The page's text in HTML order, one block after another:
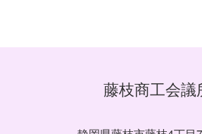
藤枝商工会議